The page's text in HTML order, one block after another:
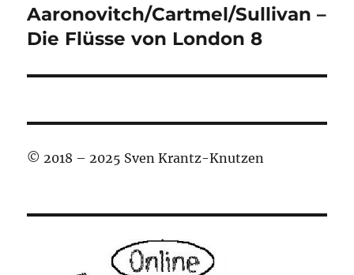
Nächster
Beitrag:
Aaronovitch/Cartmel/Sullivan –
Die Flüsse von London 8
© 2018 – 2025 Sven Krantz-Knutzen